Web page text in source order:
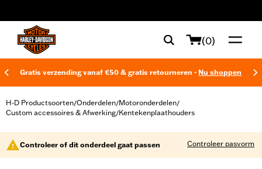
(0)
Gratis verzending vanaf €50 & gratis retourneren -Nu shoppen
H-D Productsoorten/Onderdelen/Motoronderdelen/
Custom accessoires & Afwerking/Kentekenplaathouders
Controleer of dit onderdeel gaat passen Controleer pasvorm